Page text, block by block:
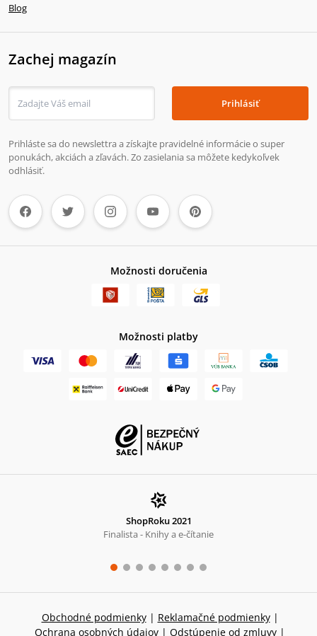
Blog
Zachej magazín
Prihlásiť
Prihláste sa do newslettra a získajte pravidelné informácie o super
ponukách, akciách a zľavách. Zo zasielania sa môžete kedykoľvek
odhlásiť.
Možnosti doručenia
Možnosti platby
ShopRoku 2021
Finalista - Knihy a e-čítanie
Obchodné podmienky | Reklamačné podmienky |
Ochrana osobných údajov | Odstúpenie od zmluvy |